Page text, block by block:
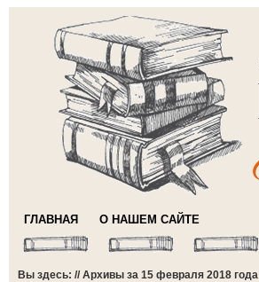
ГЛАВНАЯ О НАШЕМ САЙТЕ
Вы здесь: // Архивы за 15 февраля 2018 года